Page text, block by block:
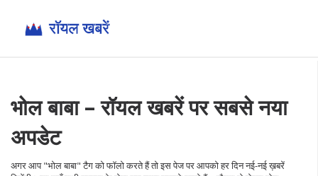
भोल बाबा – रॉयल खबरें पर सबसे नया
अपडेट
अगर आप "भोल बाबा" टैग को फॉलो करते हैं तो इस पेज पर आपको हर दिन नई-नई ख़बरें